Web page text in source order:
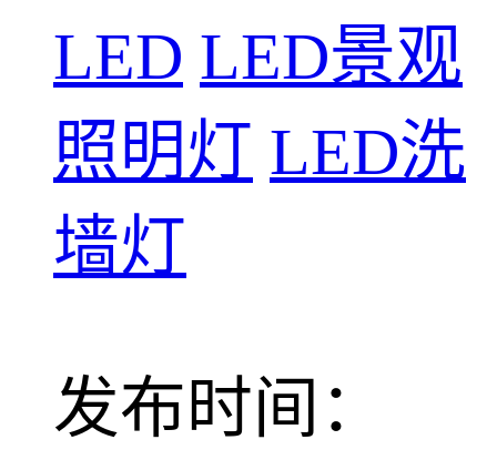
LED LED景观
照明灯 LED洗
墙灯
发布时间：